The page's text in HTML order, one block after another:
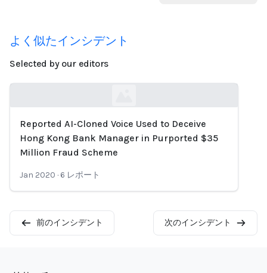
よく似たインシデント
Selected by our editors
Loading...
Reported AI-Cloned Voice Used to Deceive
Hong Kong Bank Manager in Purported $35
Million Fraud Scheme
Jan 2020 · 6 レポート
前のインシデント 次のインシデント